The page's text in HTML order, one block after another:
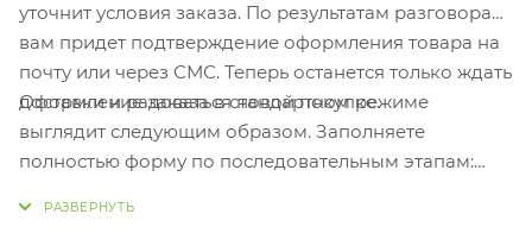
уточнит условия заказа. По результатам разговора
вам придет подтверждение оформления товара на
почту или через СМС. Теперь останется только ждать
доставки и радоваться новой покупке.
Оформление заказа в стандартном режиме
выглядит следующим образом. Заполняете
полностью форму по последовательным этапам: